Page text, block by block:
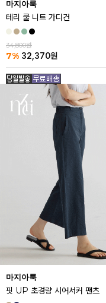
마지아룩
테리 쿨 니트 가디건
34,800원
7% 32,370원
마지아룩
핏 UP 초경량 시어서커 팬츠